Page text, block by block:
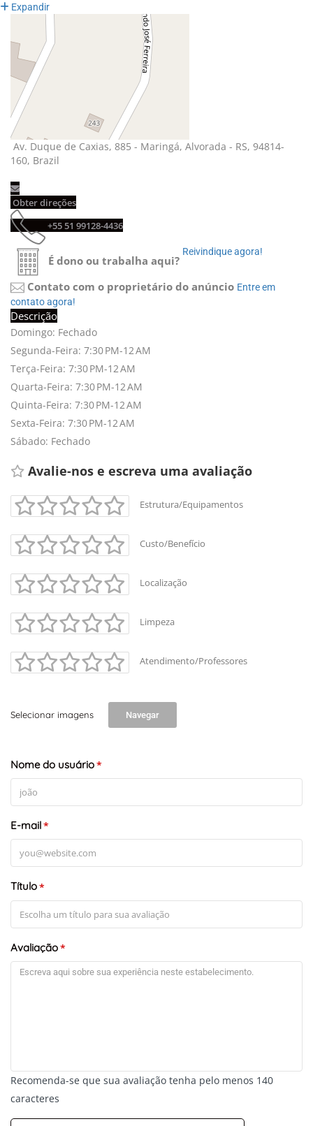
Expandir
Leaflet
Av. Duque de Caxias, 885 - Maringá, Alvorada - RS, 94814-
160, Brazil
Obter direções
+55 51 99128-4436
É dono ou trabalha aqui?
Reivindique agora!
Contato com o proprietário do anúncio Entre em
contato agora!
Descrição
Domingo: Fechado
Segunda-Feira: 7:30 PM-12 AM
Terça-Feira: 7:30 PM-12 AM
Quarta-Feira: 7:30 PM-12 AM
Quinta-Feira: 7:30 PM-12 AM
Sexta-Feira: 7:30 PM-12 AM
Sábado: Fechado
Avalie-nos e escreva uma avaliação
Estrutura/Equipamentos
Custo/Benefício
Localização
Limpeza
Atendimento/Professores
Selecionar imagens Navegar
Nome do usuário*
E-mail*
Título*
Avaliação*
Recomenda-se que sua avaliação tenha pelo menos 140
caracteres